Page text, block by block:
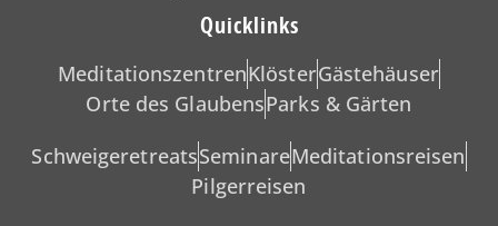
Quicklinks
MeditationszentrenKlösterGästehäuser
Orte des GlaubensParks & Gärten
SchweigeretreatsSeminareMeditationsreisen
Pilgerreisen